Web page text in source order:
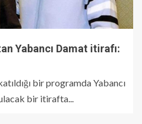
Yabancı Damat itirafı:
bir programda Yabancı
bir itirafta...